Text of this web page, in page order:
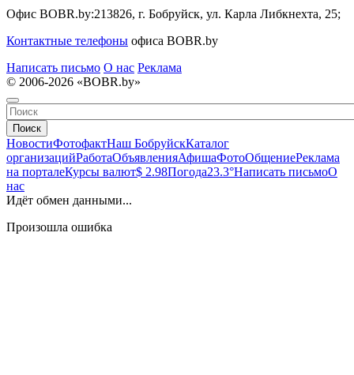
Офис BOBR.by:213826, г. Бобруйск, ул. Карла Либкнехта, 25;
Контактные телефоны офиса BOBR.by
Написать письмо О нас Реклама
© 2006-2026 «BOBR.by»
Поиск
НовостиФотофактНаш БобруйскКаталог
организацийРаботаОбъявленияАфишаФотоОбщениеРеклама
на порталеКурсы валют$ 2.98Погода23.3°Написать письмоО
нас
Идёт обмен данными...
Произошла ошибка